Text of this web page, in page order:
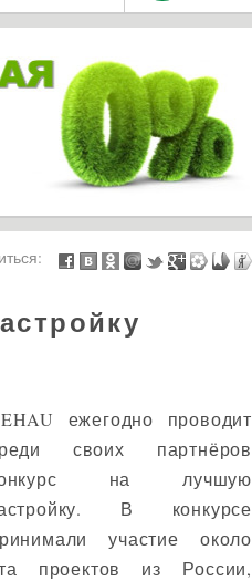
БАЛКОНЫ И
ЛОДЖИИ
ежегодно проводит
своих партнёров
на лучшую
В конкурсе
участие около
проектов из России,